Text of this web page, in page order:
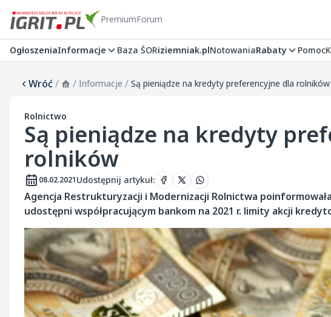
PremiumForum
OgłoszeniaInformacje Baza ŚORiziemniak.plNotowaniaRabaty Pomoc
Wróć/ / Informacje / Są pieniądze na kredyty preferencyjne dla rolników
Rolnictwo
Są pieniądze na kredyty
rolników
08.02.2021Udostępnij artykuł:
Agencja Restrukturyzacji i Modernizacji Rolnictwa
udostępni współpracującym bankom na 2021 r. limity akcji